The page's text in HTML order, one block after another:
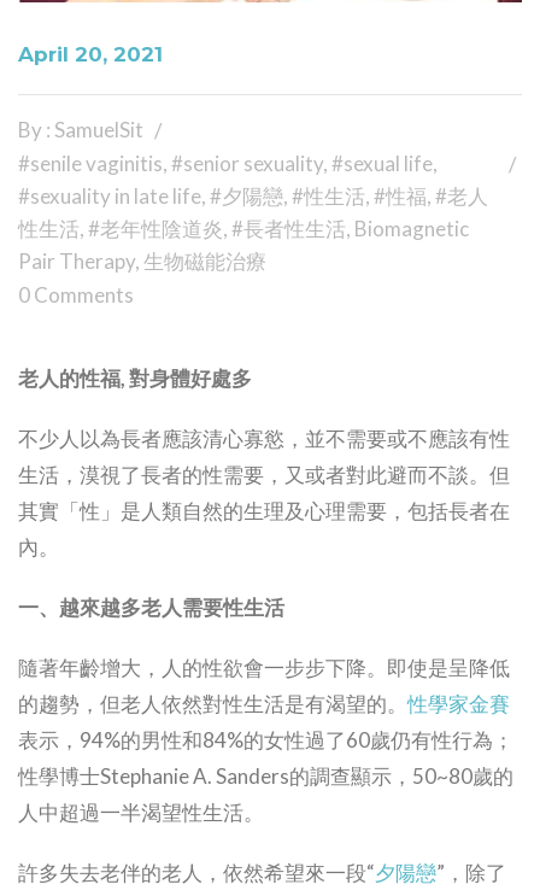
April 20, 2021
By : SamuelSit
#senile vaginitis,#senior sexuality,#sexual life,
#sexuality in late life,#夕陽戀,#性生活,#性福,#老人
性生活,#老年性陰道炎,#長者性生活, Biomagnetic
Pair Therapy, 生物磁能治療
0 Comments
老人的性福, 對身體好處多
不少人以為長者應該清心寡慾，並不需要或不應該有性
生活，漠視了長者的性需要，又或者對此避而不談。但
其實「性」是人類自然的生理及心理需要，包括長者在
內。
一、越來越多老人需要性生活
隨著年齡增大，人的性欲會一步步下降。即使是呈降低
的趨勢，但老人依然對性生活是有渴望的。性學家金賽
表示，94%的男性和84%的女性過了60歲仍有性行為；
性學博士Stephanie A. Sanders的調查顯示，50~80歲的
人中超過一半渴望性生活。
許多失去老伴的老人，依然希望來一段“夕陽戀”，除了